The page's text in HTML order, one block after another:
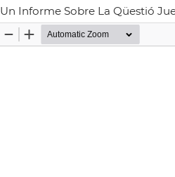
Informe Sobre La Qüestió